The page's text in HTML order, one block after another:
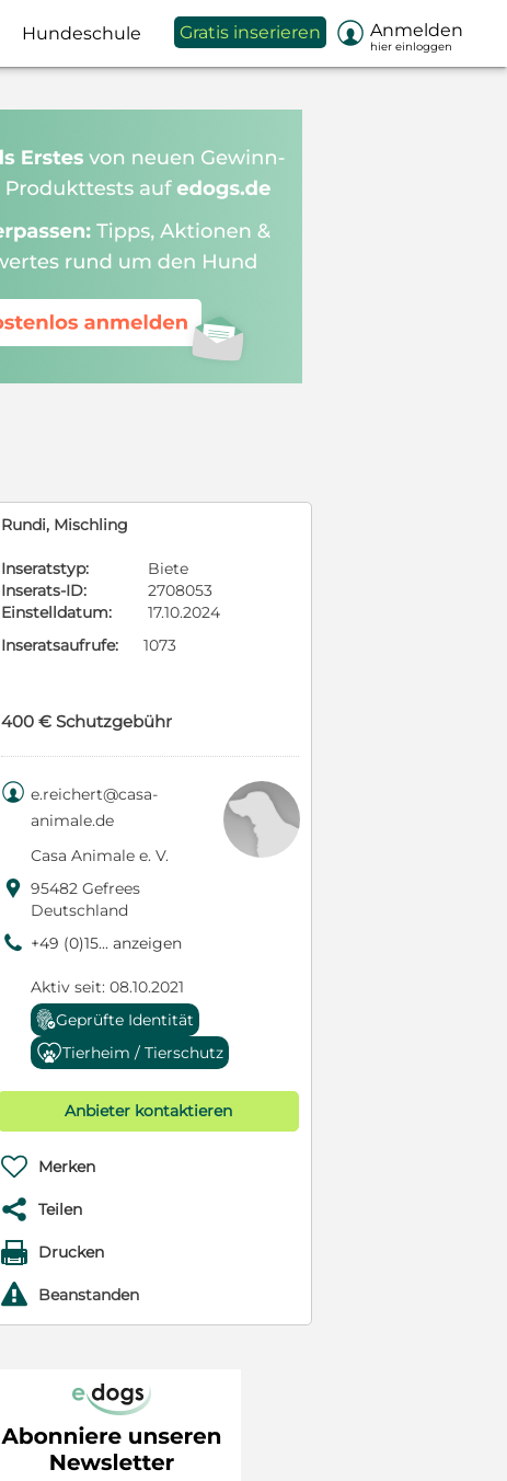
Hundeschule Gratis inserieren  Anmelden
hier einloggen
Rundi, Mischling
Inseratstyp:
Biete
Inserats-ID:
2708053
Einstelldatum:
17.10.2024
Inseratsaufrufe:
1073
400 € Schutzgebühr
 e.reichert@casa-
animale.de
Casa Animale e. V.
 95482 Gefrees
Deutschland
9 +49 (0)15... anzeigen
Aktiv seit: 08.10.2021
Geprüfte Identität
Tierheim / Tierschutz
Anbieter kontaktieren
 Merken
 Teilen
 Drucken
r Beanstanden